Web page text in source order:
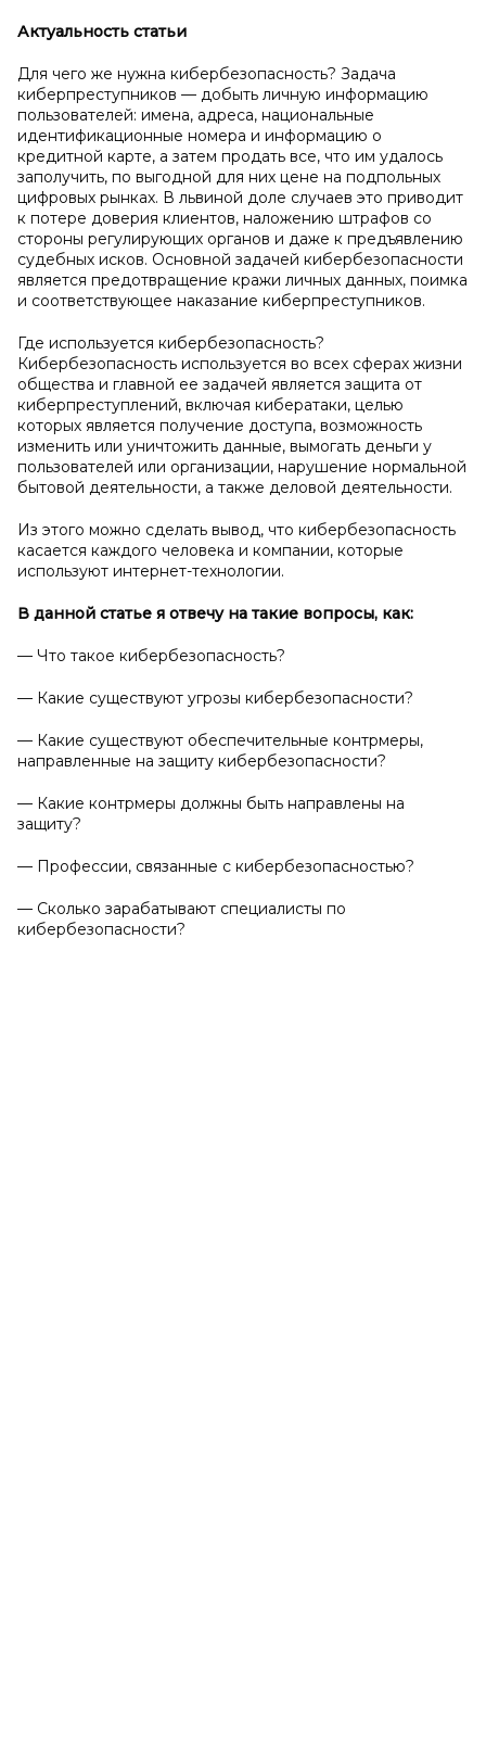
Актуальность статьи
Для чего же нужна кибербезопасность? Задача
киберпреступников — добыть личную информацию
пользователей: имена, адреса, национальные
идентификационные номера и информацию о
кредитной карте, а затем продать все, что им удалось
заполучить, по выгодной для них цене на подпольных
цифровых рынках. В львиной доле случаев это приводит
к потере доверия клиентов, наложению штрафов со
стороны регулирующих органов и даже к предъявлению
судебных исков. Основной задачей кибербезопасности
является предотвращение кражи личных данных, поимка
и соответствующее наказание киберпреступников.
Где используется кибербезопасность?
Кибербезопасность используется во всех сферах жизни
общества и главной ее задачей является защита от
киберпреступлений, включая кибератаки, целью
которых является получение доступа, возможность
изменить или уничтожить данные, вымогать деньги у
пользователей или организации, нарушение нормальной
бытовой деятельности, а также деловой деятельности.
Из этого можно сделать вывод, что кибербезопасность
касается каждого человека и компании, которые
используют интернет-технологии.
В данной статье я отвечу на такие вопросы, как:
— Что такое кибербезопасность?
— Какие существуют угрозы кибербезопасности?
— Какие существуют обеспечительные контрмеры,
направленные на защиту кибербезопасности?
— Какие контрмеры должны быть направлены на
защиту?
— Профессии, связанные с кибербезопасностью?
— Сколько зарабатывают специалисты по
кибербезопасности?